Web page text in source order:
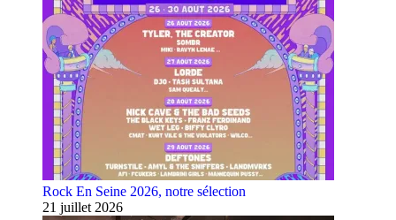
Rock En Seine 2026, notre sélection
21 juillet 2026